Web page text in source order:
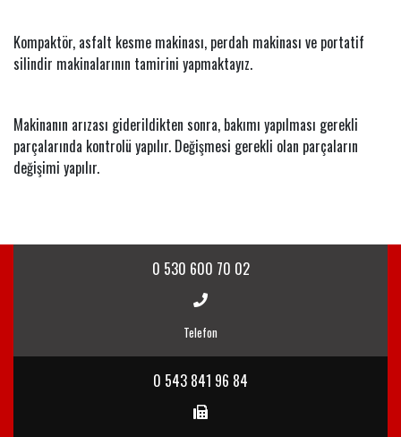
Kompaktör, asfalt kesme makinası, perdah makinası ve portatif
silindir makinalarının tamirini yapmaktayız.
Makinanın arızası giderildikten sonra, bakımı yapılması gerekli
parçalarında kontrolü yapılır. Değişmesi gerekli olan parçaların
değişimi yapılır.
0 530 600 70 02
Telefon
0 543 841 96 84